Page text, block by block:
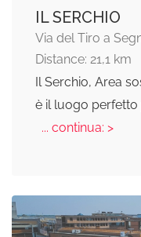
IL SERCHIO
Via del Tiro a
Distance: 21,1 km
Il Serchio, Area
è il luogo
... continua: >